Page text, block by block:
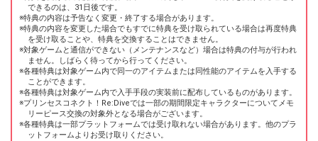
できるのは、31日後です。
特典の内容は予告なく変更・終了する場合があります。
特典の内容を変更した場合でもすでに特典を受け取られている場合は再度特典
を受け取ることや、特典を交換することはできません。
対象ゲームと通信ができない（メンテナンスなど）場合は特典の付与が行われ
ません。しばらく待ってから行ってください。
各種特典は対象ゲーム内で同一のアイテムまたは同性能のアイテムを入手する
ことができます。
各種特典は対象ゲーム内で入手手段の実装前に配布しているものがあります。
プリンセスコネクト！Re:Diveでは一部の期間限定キャラクターについてメモ
リーピース交換の対象外となる場合がございます。
各種特典は一部プラットフォームでは受け取れない場合があります。他のプラ
ットフォームよりお受け取りください。